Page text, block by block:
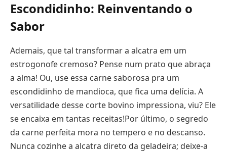
Escondidinho: Reinventando o
Sabor
Ademais, que tal transformar a alcatra em um
estrogonofe cremoso? Pense num prato que abraça
a alma! Ou, use essa carne saborosa pra um
escondidinho de mandioca, que fica uma delícia. A
versatilidade desse corte bovino impressiona, viu? Ele
se encaixa em tantas receitas!Por último, o segredo
da carne perfeita mora no tempero e no descanso.
Nunca cozinhe a alcatra direto da geladeira; deixe-a